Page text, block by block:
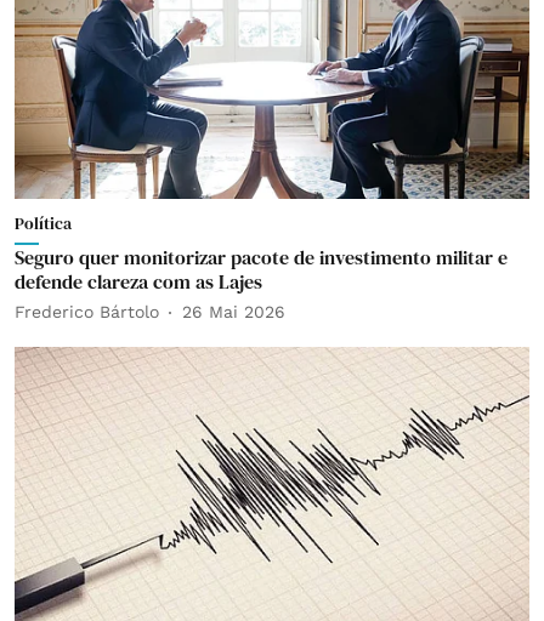
Política
Seguro quer monitorizar pacote de investimento militar e
defende clareza com as Lajes
Frederico Bártolo 26 Mai 2026